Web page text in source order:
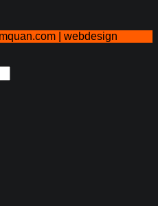
| webdesign